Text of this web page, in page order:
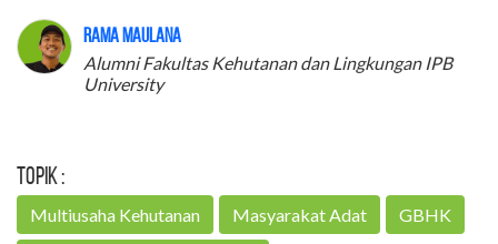
Rama Maulana
Alumni Fakultas Kehutanan dan Lingkungan IPB
University
Topik :
Multiusaha Kehutanan Masyarakat Adat GBHK